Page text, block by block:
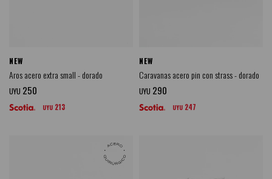
NEW
Aros acero extra small - dorado
UYU 250
UYU 213
NEW
Caravanas acero pin con strass - dorado
UYU 290
UYU 247